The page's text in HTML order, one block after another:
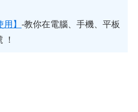
】 -教你在電腦、手機、平板